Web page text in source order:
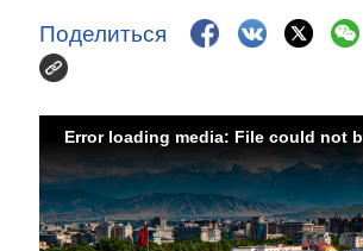
Поделиться
Error loading media: File could not